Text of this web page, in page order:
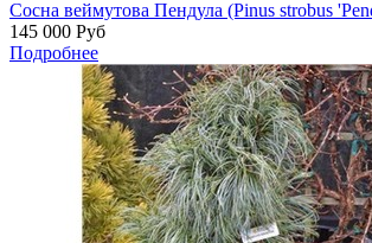
Сосна веймутова Пендула (Pinus strobus
145 000 Руб
Подробнее